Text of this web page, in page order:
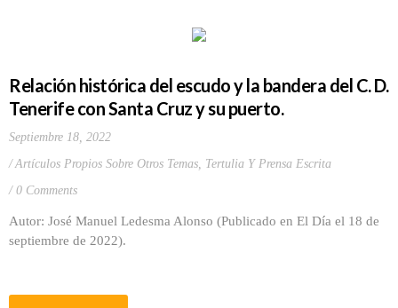
Relación histórica del escudo y la bandera del C. D.
Tenerife con Santa Cruz y su puerto.
Septiembre 18, 2022
Artículos Propios Sobre Otros Temas, Tertulia Y Prensa Escrita
0 Comments
Autor: José Manuel Ledesma Alonso (Publicado en El Día el 18 de
septiembre de 2022).